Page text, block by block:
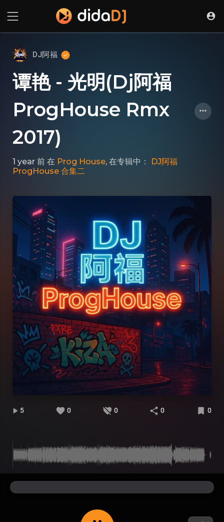
DJ阿福
谭艳 - 光明(Dj阿福
ProgHouse Rmx
2017)
1 year 前 在 Prog House, 在专辑中：
DJ阿福
ProgHouse 合集二
5 0 0 0 0